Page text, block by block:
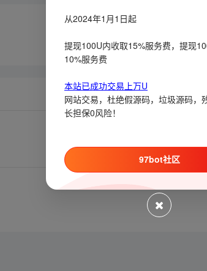
飞机全局搜索制作，自主提交频道到
从2024年1月1日起
提现100U内收取15%服务费，提现
10%服务费
本站已成功交易上万U
网站交易，杜绝假源码，垃圾源码，
长担保0风险！
97bot社区